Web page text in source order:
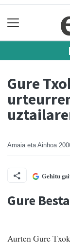
Gure
Amaia eta Ainhoa
Gehitu
Gure
Aurten Gure